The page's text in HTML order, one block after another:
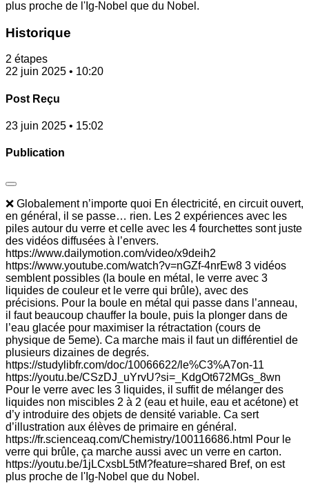
plus proche de l'Ig-Nobel que du Nobel.
Historique
2 étapes
22 juin 2025 • 10:20
Post Reçu
23 juin 2025 • 15:02
Publication
❌ Globalement n’importe quoi En électricité, en circuit ouvert,
en général, il se passe… rien. Les 2 expériences avec les
piles autour du verre et celle avec les 4 fourchettes sont juste
des vidéos diffusées à l’envers.
https://www.dailymotion.com/video/x9deih2
https://www.youtube.com/watch?v=nGZf-4nrEw8 3 vidéos
semblent possibles (la boule en métal, le verre avec 3
liquides de couleur et le verre qui brûle), avec des
précisions. Pour la boule en métal qui passe dans l’anneau,
il faut beaucoup chauffer la boule, puis la plonger dans de
l’eau glacée pour maximiser la rétractation (cours de
physique de 5eme). Ca marche mais il faut un différentiel de
plusieurs dizaines de degrés.
https://studylibfr.com/doc/10066622/le%C3%A7on-11
https://youtu.be/CSzDJ_uYrvU?si=_KdgOt672MGs_8wn
Pour le verre avec les 3 liquides, il suffit de mélanger des
liquides non miscibles 2 à 2 (eau et huile, eau et acétone) et
d’y introduire des objets de densité variable. Ca sert
d’illustration aux élèves de primaire en général.
https://fr.scienceaq.com/Chemistry/100116686.html Pour le
verre qui brûle, ça marche aussi avec un verre en carton.
https://youtu.be/1jLCxsbL5tM?feature=shared Bref, on est
plus proche de l'Ig-Nobel que du Nobel.